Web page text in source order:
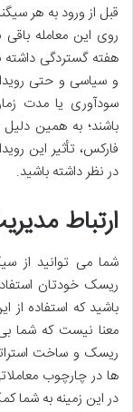
قبل از ورود به هر
روی این معامله باقی
هفته گستردگی داشته
و سیاسی و حتی
سودآوری یا مدت
باشند؛ به همین
فارکس، تأثیر این
در نظر داشته باشید.
ارتباط
شما می توانید از
ریسک خودتان
باشید که استفاده از
معنا نیست که شما
ریسک و ساخت
ها در چارچوب
در این زمینه به شما